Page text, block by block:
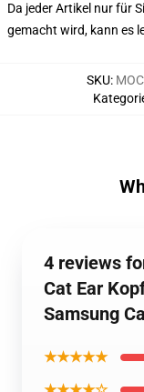
Da jeder Artikel nur für
gemacht wird, kann es
SKU:
4 reviews
Cat Ear
Samsung
★★★★★